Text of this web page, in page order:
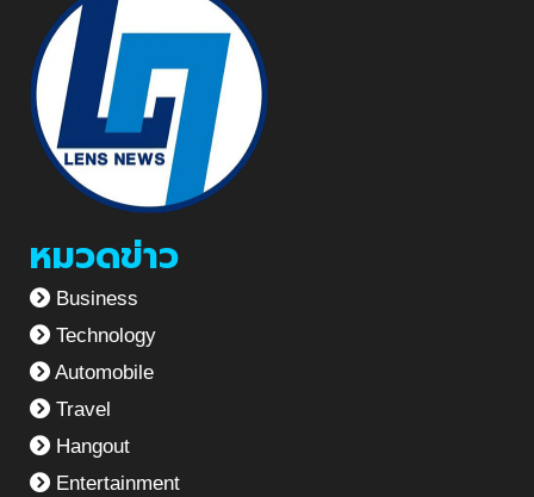
หมวดข่าว
Business
Technology
Automobile
Travel
Hangout
Entertainment